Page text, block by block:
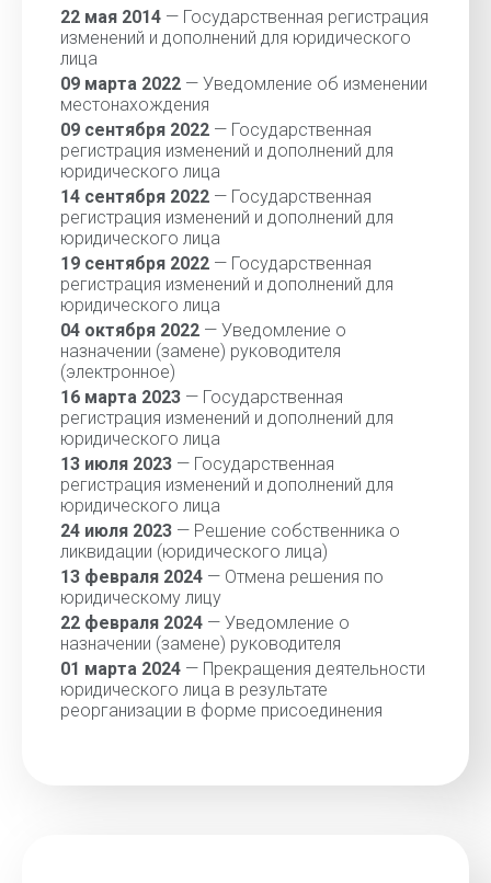
22 мая 2014 — Государственная регистрация
изменений и дополнений для юридического
лица
09 марта 2022 — Уведомление об изменении
местонахождения
09 сентября 2022 — Государственная
регистрация изменений и дополнений для
юридического лица
14 сентября 2022 — Государственная
регистрация изменений и дополнений для
юридического лица
19 сентября 2022 — Государственная
регистрация изменений и дополнений для
юридического лица
04 октября 2022 — Уведомление о
назначении (замене) руководителя
(электронное)
16 марта 2023 — Государственная
регистрация изменений и дополнений для
юридического лица
13 июля 2023 — Государственная
регистрация изменений и дополнений для
юридического лица
24 июля 2023 — Решение собственника о
ликвидации (юридического лица)
13 февраля 2024 — Отмена решения по
юридическому лицу
22 февраля 2024 — Уведомление о
назначении (замене) руководителя
01 марта 2024 — Прекращения деятельности
юридического лица в результате
реорганизации в форме присоединения